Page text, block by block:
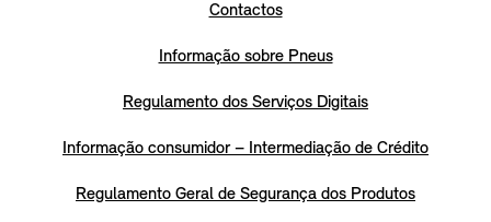
Contactos
Informação sobre Pneus
Regulamento dos Serviços Digitais
Informação consumidor – Intermediação de Crédito
Regulamento Geral de Segurança dos Produtos